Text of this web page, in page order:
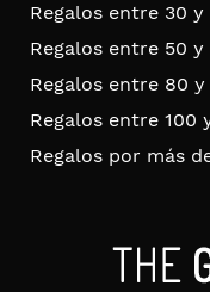
Regalos entre 30
Regalos entre 50
Regalos entre 80
Regalos entre 100
Regalos por más